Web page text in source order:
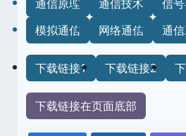
通信原理
通信技术 信
模拟通信
网络通信 通
下载链接1 下载链接2
下载链接在页面底部